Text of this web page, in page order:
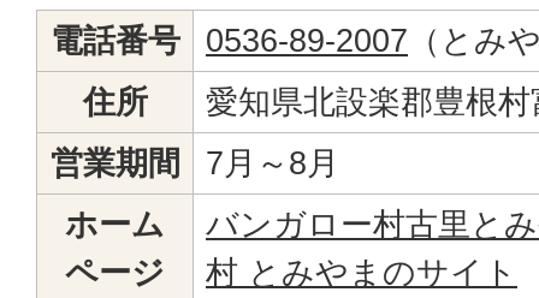
電話番号
0536-89-2007 （とみ
住所
愛知県北設楽郡豊根
営業期間
7月～8月
ホーム
ページ
バンガロー村古里と
村 とみやまのサイト